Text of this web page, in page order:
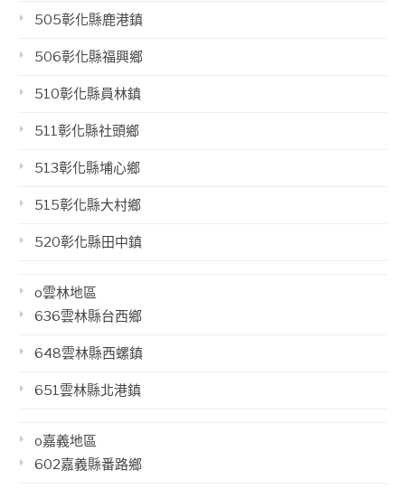
505彰化縣鹿港鎮
506彰化縣福興鄉
510彰化縣員林鎮
511彰化縣社頭鄉
513彰化縣埔心鄉
515彰化縣大村鄉
520彰化縣田中鎮
o雲林地區
636雲林縣台西鄉
648雲林縣西螺鎮
651雲林縣北港鎮
o嘉義地區
602嘉義縣番路鄉